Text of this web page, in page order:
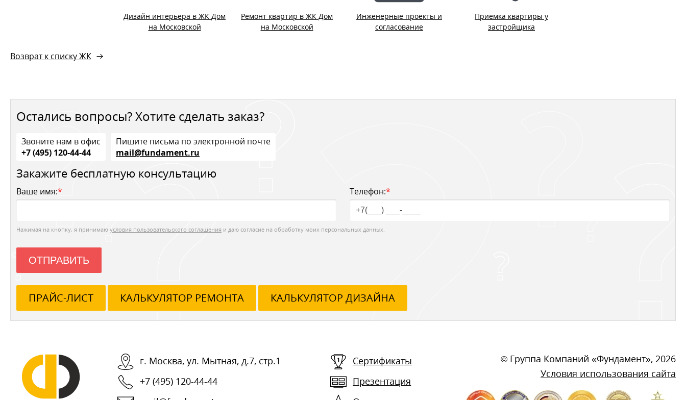
Дизайн интерьера в ЖК Дом
на Московской
Ремонт квартир в ЖК Дом
на Московской
Инженерные проекты и
согласование
Приемка квартиры у
застройщика
Возврат к списку ЖК
Остались вопросы? Хотите сделать заказ?
Звоните нам в офис
+7 (495) 120-44-44
Пишите письма по электронной почте
mail@fundament.ru
Закажите бесплатную консультацию
Ваше имя:* Телефон:*
Нажимая на кнопку, я принимаю условия пользовательского соглашения и даю согласие на обработку моих персональных данных.
ОТПРАВИТЬ
ПРАЙС-ЛИСТ КАЛЬКУЛЯТОР РЕМОНТА КАЛЬКУЛЯТОР ДИЗАЙНА
г. Москва, ул. Мытная, д.7, стр.1
+7 (495) 120-44-44
Сертификаты
Презентация
© Группа Компаний «Фундамент», 2026
Условия использования сайта